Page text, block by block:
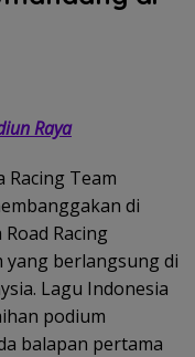
Raya
Racing Team
di
Racing
yang berlangsung di
Lagu Indonesia
podium
balapan pertama